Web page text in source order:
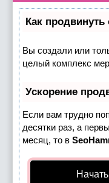
Как
Вы создали или
целый комплекс
Ускорение
Если вам трудно
десятки раз, а
месяц, то в